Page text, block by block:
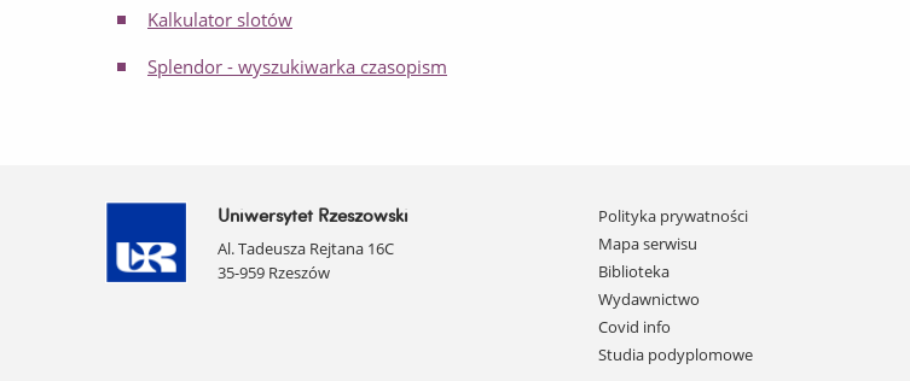
Kalkulator slotów
Splendor - wyszukiwarka czasopism
Uniwersytet Rzeszowski
Al. Tadeusza Rejtana 16C
35-959 Rzeszów
Pomiń
nawigację
i
przejdź
do
treści
Polityka prywatności
Mapa serwisu
Biblioteka
Wydawnictwo
Covid info
Studia podyplomowe